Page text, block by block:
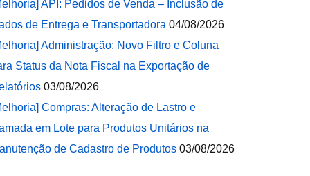
API: Pedidos de Venda – Inclusão de
de Entrega e Transportadora 04/08/2026
Administração: Novo Filtro e Coluna
Status da Nota Fiscal na Exportação de
03/08/2026
Compras: Alteração de Lastro e
em Lote para Produtos Unitários na
de Cadastro de Produtos 03/08/2026